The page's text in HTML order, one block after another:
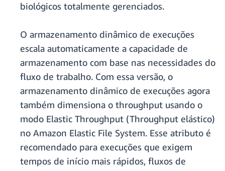
biológicos totalmente gerenciados.
O armazenamento dinâmico de execuções
escala automaticamente a capacidade de
armazenamento com base nas necessidades do
fluxo de trabalho. Com essa versão, o
armazenamento dinâmico de execuções agora
também dimensiona o throughput usando o
modo Elastic Throughput (Throughput elástico)
no Amazon Elastic File System. Esse atributo é
recomendado para execuções que exigem
tempos de início mais rápidos, fluxos de